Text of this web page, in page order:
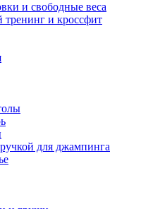
и свободные веса
и кроссфит
для джампинга